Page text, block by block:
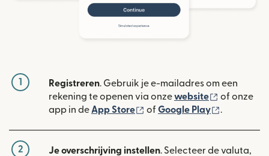
1 Registreren. Gebruik je e-mailadres om een
rekening te openen via onzewebsite (wordt
of onze
app in de App Store (wordt geopend in een
of Google Play .
2 Je overschrijving instellen. Selecteer de valuta,